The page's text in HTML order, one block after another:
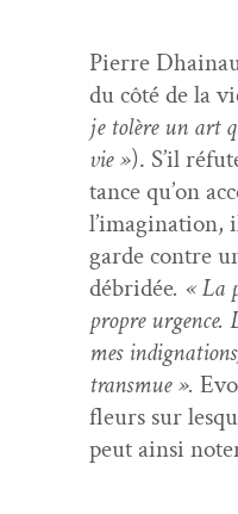
Pierre
du côté de la
je tolère un art
vie »). S’il
tance qu’on
l’imagination,
garde con­tre
débridée. « La
pro­pre urgence.
mes
trans­mue ».
fleurs sur
peut ain­si